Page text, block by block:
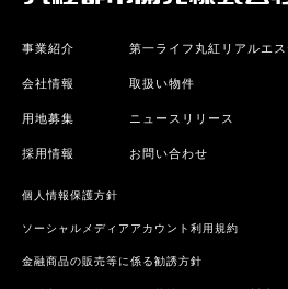
事業紹介
会社情報
用地募集
採用情報
第一ライフ丸紅リアルエ
取扱い物件
ニュースリリース
お問い合わせ
個人情報保護方針
ソーシャルメディアアカウント利用規約
金融商品の販売等に係る勧誘方針